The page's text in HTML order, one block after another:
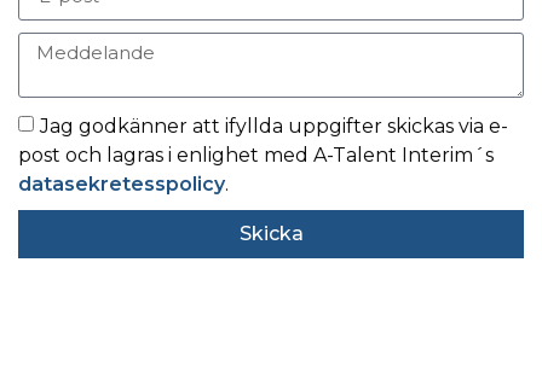
Jag godkänner att ifyllda uppgifter skickas via e-
post och lagras i enlighet med A-Talent Interim´s
datasekretesspolicy.
Skicka